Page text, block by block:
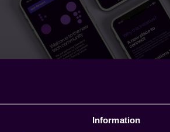
Information